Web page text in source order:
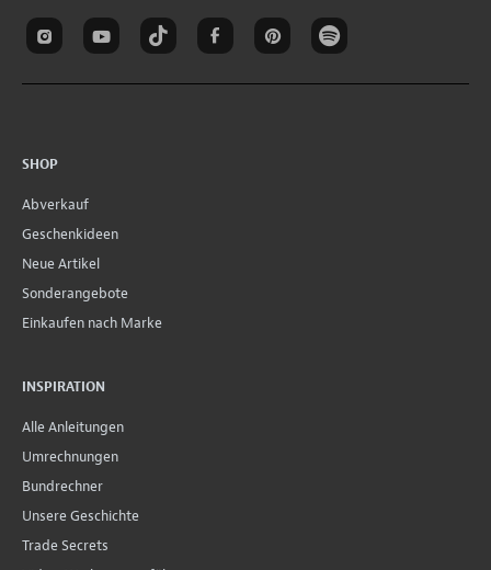
SHOP
Abverkauf
Geschenkideen
Neue Artikel
Sonderangebote
Einkaufen nach Marke
INSPIRATION
Alle Anleitungen
Umrechnungen
Bundrechner
Unsere Geschichte
Trade Secrets